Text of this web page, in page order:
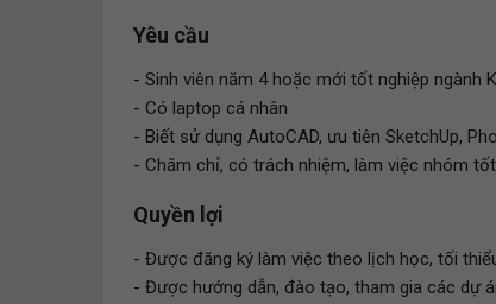
Yêu cầu
- Sinh viên năm 4 hoặc mới tốt nghiệp ngành
- Có laptop cá nhân
- Biết sử dụng AutoCAD, ưu tiên SketchUp,
- Chăm chỉ, có trách nhiệm, làm việc nhóm tốt
Quyền lợi
- Được đăng ký làm việc theo lịch học, tối
- Được hướng dẫn, đào tạo, tham gia các dự